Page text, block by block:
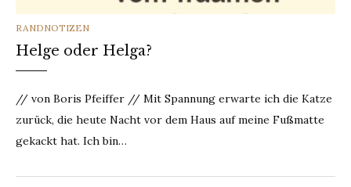
CATEGORIES
RANDNOTIZEN
Helge oder Helga?
// von Boris Pfeiffer // Mit Spannung erwarte ich die Katze
zurück, die heute Nacht vor dem Haus auf meine Fußmatte
gekackt hat. Ich bin…